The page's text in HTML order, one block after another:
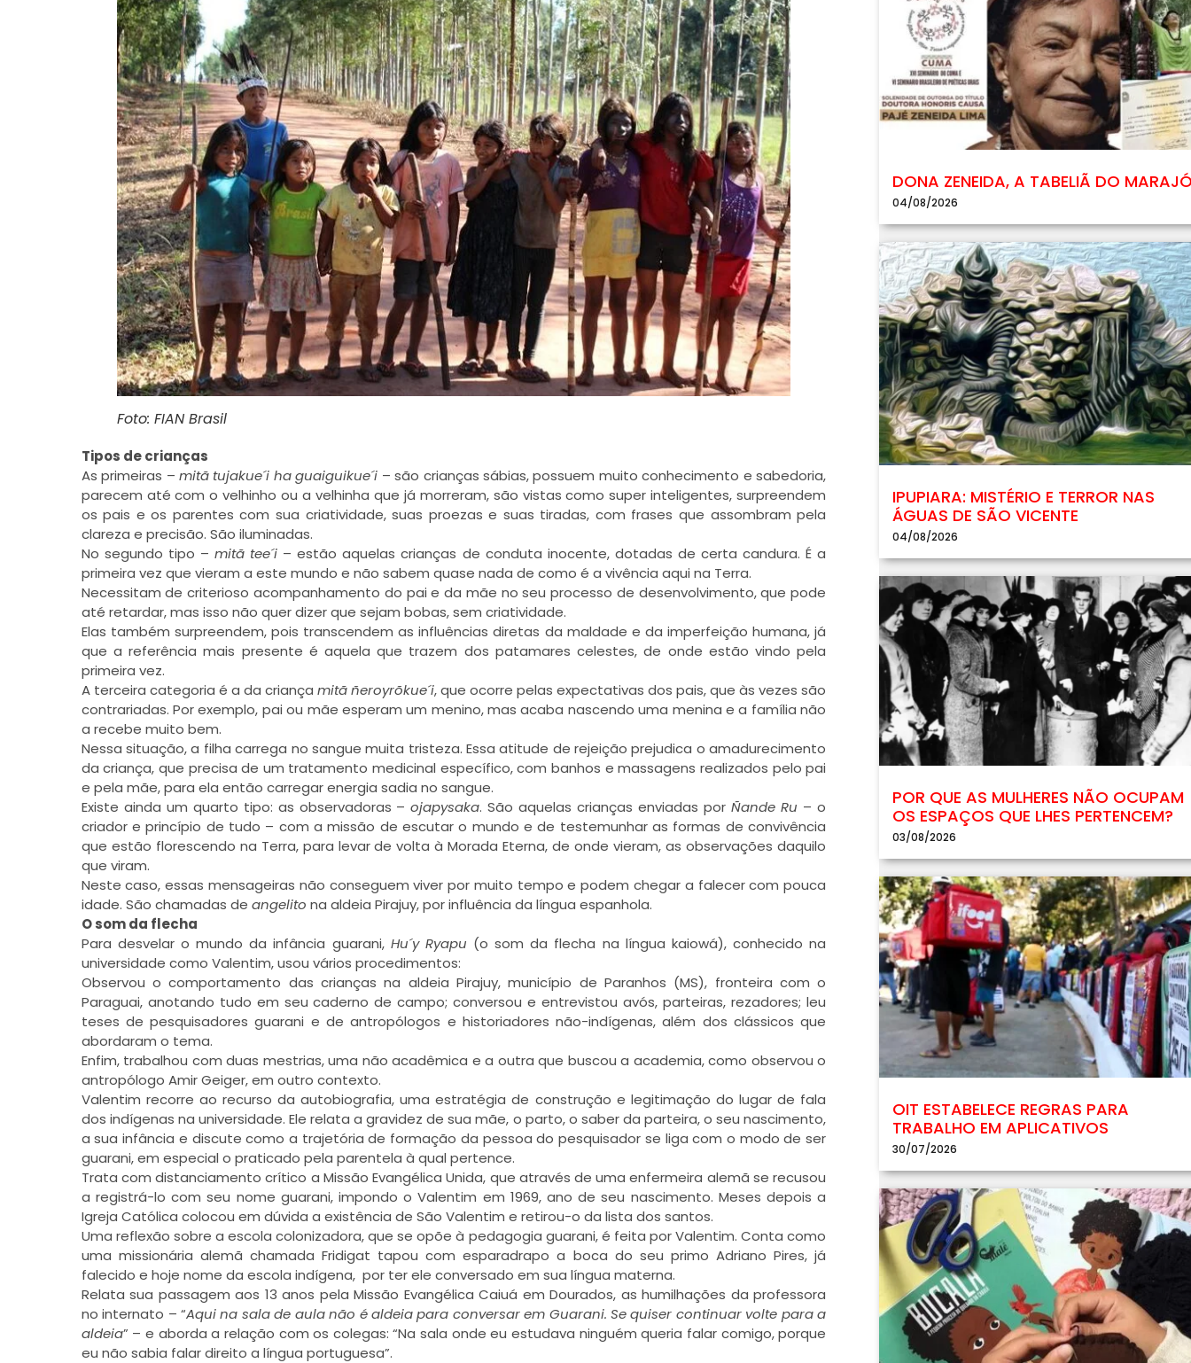
Foto: FIAN Brasil
Tipos de crianças
As primeiras – mitã tujakue´i ha guaiguikue´i – são crianças sábias, possuem muito conhecimento e sabedoria,
parecem até com o velhinho ou a velhinha que já morreram, são vistas como super inteligentes, surpreendem
os pais e os parentes com sua criatividade, suas proezas e suas tiradas, com frases que assombram pela
clareza e precisão. São iluminadas.
No segundo tipo –mitã tee´i – estão aquelas crianças de conduta inocente, dotadas de certa candura. É a
primeira vez que vieram a este mundo e não sabem quase nada de como é a vivência aqui na Terra.
Necessitam de criterioso acompanhamento do pai e da mãe no seu processo de desenvolvimento, que pode
até retardar, mas isso não quer dizer que sejam bobas, sem criatividade.
Elas também surpreendem, pois transcendem as influências diretas da maldade e da imperfeição humana, já
que a referência mais presente é aquela que trazem dos patamares celestes, de onde estão vindo pela
primeira vez.
A terceira categoria é a da criança mitã ñeroyrõkue´i, que ocorre pelas expectativas dos pais, que às vezes são
contrariadas. Por exemplo, pai ou mãe esperam um menino, mas acaba nascendo uma menina e a família não
a recebe muito bem.
Nessa situação, a filha carrega no sangue muita tristeza. Essa atitude de rejeição prejudica o amadurecimento
da criança, que precisa de um tratamento medicinal específico, com banhos e massagens realizados pelo pai
e pela mãe, para ela então carregar energia sadia no sangue.
Existe ainda um quarto tipo: as observadoras –ojapysaka. São aquelas crianças enviadas porÑande Ru – o
criador e princípio de tudo – com a missão de escutar o mundo e de testemunhar as formas de convivência
que estão florescendo na Terra, para levar de volta à Morada Eterna, de onde vieram, as observações daquilo
que viram.
Neste caso, essas mensageiras não conseguem viver por muito tempo e podem chegar a falecer com pouca
idade. São chamadas de angelito na aldeia Pirajuy, por influência da língua espanhola.
O som da flecha
Para desvelar o mundo da infância guarani, Hu´y Ryapu (o som da flecha na língua kaiowá), conhecido na
universidade como Valentim, usou vários procedimentos:
Observou o comportamento das crianças na aldeia Pirajuy, município de Paranhos (MS), fronteira com o
Paraguai, anotando tudo em seu caderno de campo; conversou e entrevistou avós, parteiras, rezadores; leu
teses de pesquisadores guarani e de antropólogos e historiadores não-indígenas, além dos clássicos que
abordaram o tema.
Enfim, trabalhou com duas mestrias, uma não acadêmica e a outra que buscou a academia, como observou o
antropólogo Amir Geiger, em outro contexto.
Valentim recorre ao recurso da autobiografia, uma estratégia de construção e legitimação do lugar de fala
dos indígenas na universidade. Ele relata a gravidez de sua mãe, o parto, o saber da parteira, o seu nascimento,
a sua infância e discute como a trajetória de formação da pessoa do pesquisador se liga com o modo de ser
guarani, em especial o praticado pela parentela à qual pertence.
Trata com distanciamento crítico a Missão Evangélica Unida, que através de uma enfermeira alemã se recusou
a registrá-lo com seu nome guarani, impondo o Valentim em 1969, ano de seu nascimento. Meses depois a
Igreja Católica colocou em dúvida a existência de São Valentim e retirou-o da lista dos santos.
Uma reflexão sobre a escola colonizadora, que se opõe à pedagogia guarani, é feita por Valentim. Conta como
uma missionária alemã chamada Fridigat tapou com esparadrapo a boca do seu primo Adriano Pires, já
falecido e hoje nome da escola indígena, por ter ele conversado em sua língua materna.
Relata sua passagem aos 13 anos pela Missão Evangélica Caiuá em Dourados, as humilhações da professora
no internato – “Aqui na sala de aula não é aldeia para conversar em Guarani. Se quiser continuar volte para a
aldeia” – e aborda a relação com os colegas: “Na sala onde eu estudava ninguém queria falar comigo, porque
eu não sabia falar direito a língua portuguesa”.
DONA ZENEIDA, A TABELIÃ DO
04/08/2026
IPUPIARA: MISTÉRIO E TERROR NAS
ÁGUAS DE SÃO VICENTE
04/08/2026
POR QUE AS MULHERES NÃO OCUPAM
OS ESPAÇOS QUE LHES PERTENCEM?
03/08/2026
OIT ESTABELECE REGRAS PARA
TRABALHO EM APLICATIVOS
30/07/2026